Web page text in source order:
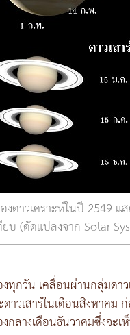
ดาวเคราะห์ในปี 2549 แ
ยบ (ดัดแปลงจาก Solar
องทุกวัน เคลื่อนผ่านกลุ่ม
วเสาร์ในเดือนสิงหาคม
กลางเดือนธันวาคมซึ่ง